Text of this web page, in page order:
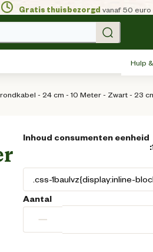
Gratis thuisbezorgd vanaf 50 euro
Hulp
- 24 cm - 10 Meter - Zwart - 23
Inhoud consumenten eenheid
:
Aantal
−